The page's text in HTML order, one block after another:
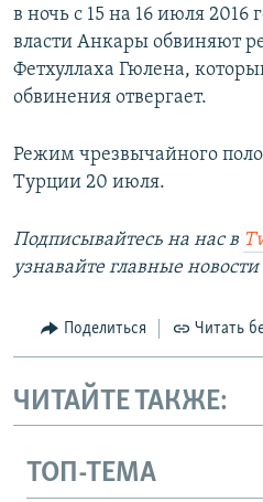
в ночь с 15 на 16 июля 2016
власти Анкары обвиняют
Фетхуллаха Гюлена,
обвинения отвергает.
Режим чрезвычайного
Турции 20 июля.
Подписывайтесь на наc в
узнавайте главные новости
Поделиться Читать
ЧИТАЙТЕ ТАКЖЕ:
ТОП-ТЕМА